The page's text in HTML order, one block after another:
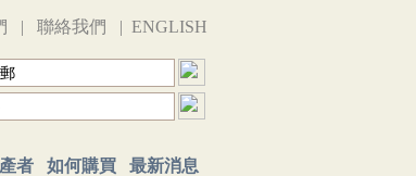
| 聯絡我們 | ENGLISH
者 如何購買 最新消息